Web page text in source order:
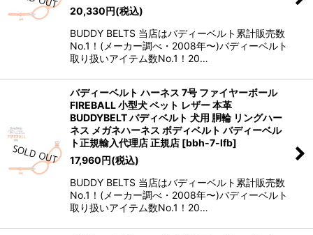
20,330円(税込)
BUDDY BELTS 当店はバディーベルト累計販売数
No.1！(メーカー調べ・2008年〜)バディーベルト
取り扱いアイテム数No.1！20…
バディーベルト ハーネス 7号 ファイヤーボール
FIREBALL 小型犬 ペット レザー 本革
BUDDYBELT バディベルト 犬用 胴輪 リングハー
ネス メガネハーネス ボディベルト バディーベル
ト正規輸入代理店 正規店 [bbh-7-lfb]
17,960円(税込)
BUDDY BELTS 当店はバディーベルト累計販売数
No.1！(メーカー調べ・2008年〜)バディーベルト
取り扱いアイテム数No.1！20…